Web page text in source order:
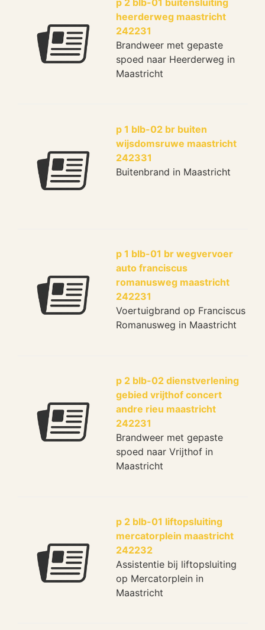
p 2 blb-01 buitensluiting
heerderweg maastricht
242231
Brandweer met gepaste
spoed naar Heerderweg in
Maastricht
p 1 blb-02 br buiten
wijsdomsruwe maastricht
242331
Buitenbrand in Maastricht
p 1 blb-01 br wegvervoer
auto franciscus
romanusweg maastricht
242231
Voertuigbrand op Franciscus
Romanusweg in Maastricht
p 2 blb-02 dienstverlening
gebied vrijthof concert
andre rieu maastricht
242231
Brandweer met gepaste
spoed naar Vrijthof in
Maastricht
p 2 blb-01 liftopsluiting
mercatorplein maastricht
242232
Assistentie bij liftopsluiting
op Mercatorplein in
Maastricht